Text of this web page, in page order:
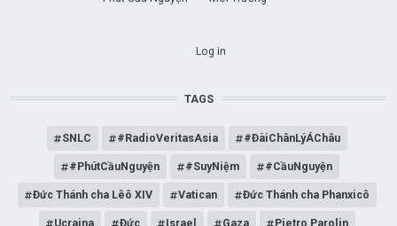
Log in
TAGS
SNLC #RadioVeritasAsia #ĐàiChânLýÁChâu
#PhútCầuNguyện #SuyNiệm #CầuNguyện
Đức Thánh cha Lêô XIV Vatican Đức Thánh cha Phanxicô
Ucraina Đức Israel Gaza Pietro Parolin